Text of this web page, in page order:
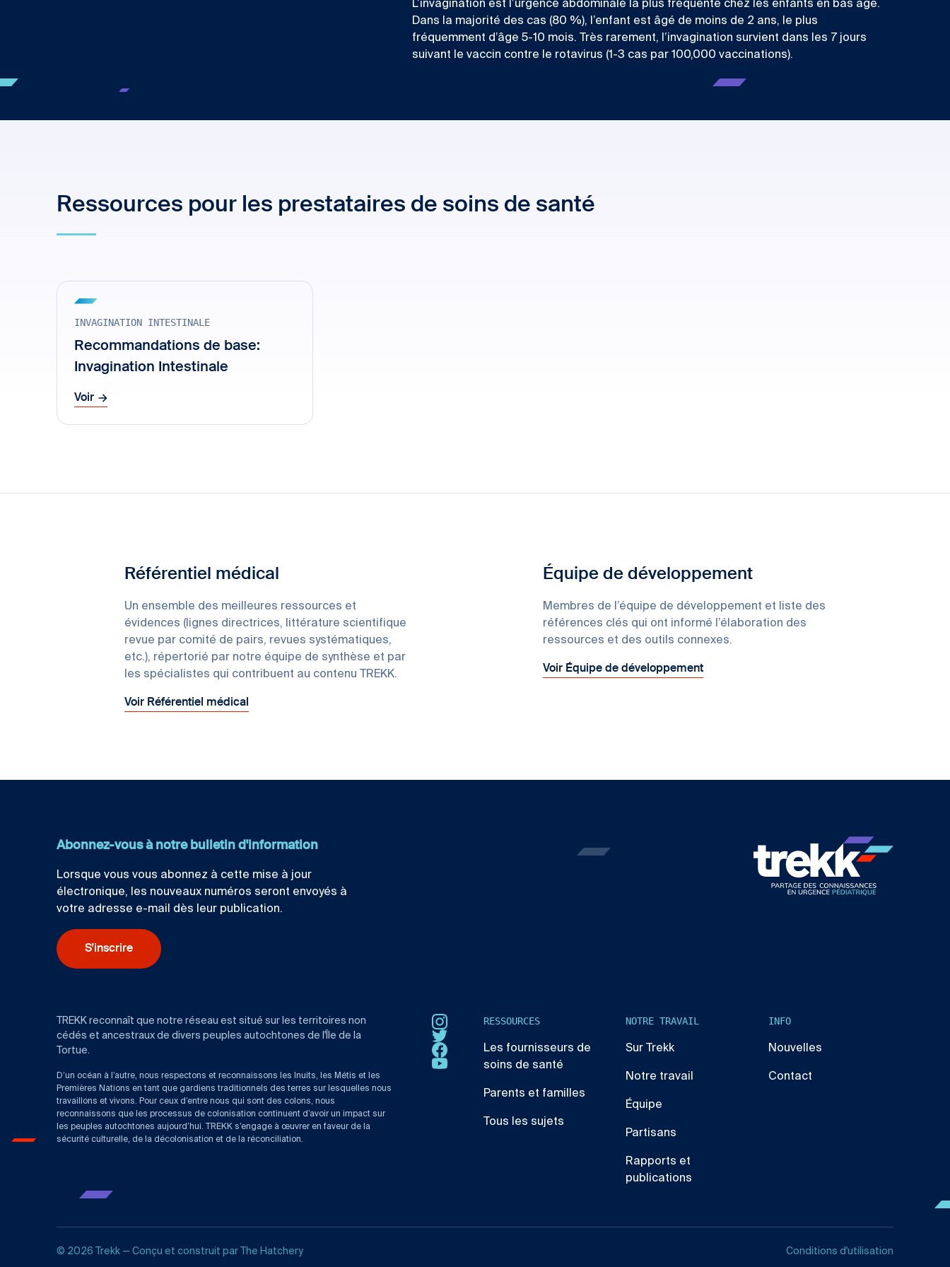
L’invagination est l’urgence abdominale la plus fréquente chez les enfants en bas âge.
Dans la majorité des cas (80 %), l’enfant est âgé de moins de 2 ans, le plus
fréquemment d’âge 5-10 mois. Très rarement, l’invagination survient dans les 7 jours
suivant le vaccin contre le rotavirus (1-3 cas par 100,000 vaccinations).
Ressources pour les prestataires de soins de santé
INVAGINATION INTESTINALE
Recommandations de base:
Invagination Intestinale
Voir
Référentiel médical
Un ensemble des meilleures ressources et
évidences (lignes directrices, littérature scientifique
revue par comité de pairs, revues systématiques,
etc.), répertorié par notre équipe de synthèse et par
les spécialistes qui contribuent au contenu TREKK.
Voir Référentiel médical
Équipe de développement
Membres de l’équipe de développement et liste des
références clés qui ont informé l’élaboration des
ressources et des outils connexes.
Voir Équipe de développement
Abonnez-vous à notre bulletin d'information
Lorsque vous vous abonnez à cette mise à jour
électronique, les nouveaux numéros seront envoyés à
votre adresse e-mail dès leur publication.
S'inscrire
RESSOURCES
Les fournisseurs de
soins de santé
Parents et familles
Tous les sujets
NOTRE TRAVAIL
Sur Trekk
Notre travail
Équipe
Partisans
Rapports et
publications
INFO
Nouvelles
Contact
Instagram
Twitter
Facebook
TREKK reconnaît que notre réseau est situé sur les territoires non
cédés et ancestraux de divers peuples autochtones de l'Île de la
Tortue.
D’un océan à l’autre, nous respectons et reconnaissons les Inuits, les Métis et les
Premières Nations en tant que gardiens traditionnels des terres sur lesquelles nous
travaillons et vivons. Pour ceux d’entre nous qui sont des colons, nous
reconnaissons que les processus de colonisation continuent d’avoir un impact sur
les peuples autochtones aujourd’hui. TREKK s’engage à œuvrer en faveur de la
sécurité culturelle, de la décolonisation et de la réconciliation.
Conditions d'utilisation
© 2026 Trekk — Conçu et construit par The Hatchery